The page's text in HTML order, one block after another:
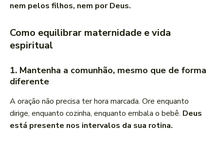
nem pelos filhos, nem por Deus.
Como equilibrar maternidade e vida
espiritual
1. Mantenha a comunhão, mesmo que de forma
diferente
A oração não precisa ter hora marcada. Ore enquanto
dirige, enquanto cozinha, enquanto embala o bebê. Deus
está presente nos intervalos da sua rotina.